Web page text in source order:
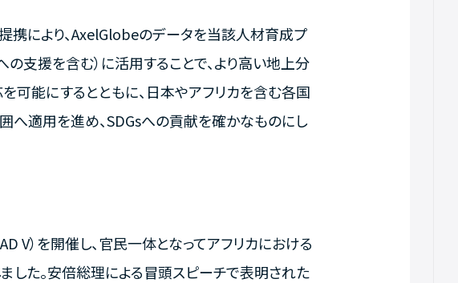
により、AxelGlobeのデータを当該人材育成プ
支援を含む）に活用することで、より高い地上分
可能にするとともに、日本やアフリカを含む各国
適用を進め、SDGsへの貢献を確かなものにし
V）を開催し、官民一体となってアフリカにおける
た。安倍総理による冒頭スピーチで表明された